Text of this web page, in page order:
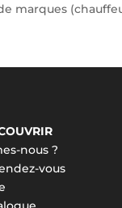
marques
nous ?
vous